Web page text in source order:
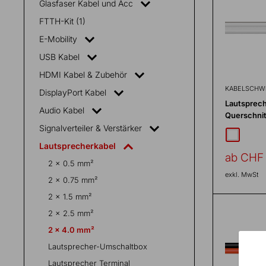
alle
Fächer
Glasfaser Kabel und Acc
FTTH-Kit (1)
E-Mobility
USB Kabel
HDMI Kabel & Zubehör
DisplayPort Kabel
Audio Kabel
Signalverteiler & Verstärker
Lautsprecherkabel
2 x 0.5 mm²
2 x 0.75 mm²
2 x 1.5 mm²
2 x 2.5 mm²
2 x 4.0 mm²
Lautsprecher-Umschaltbox
Lautsprecher Terminal
ab CHF
exkl. MwSt